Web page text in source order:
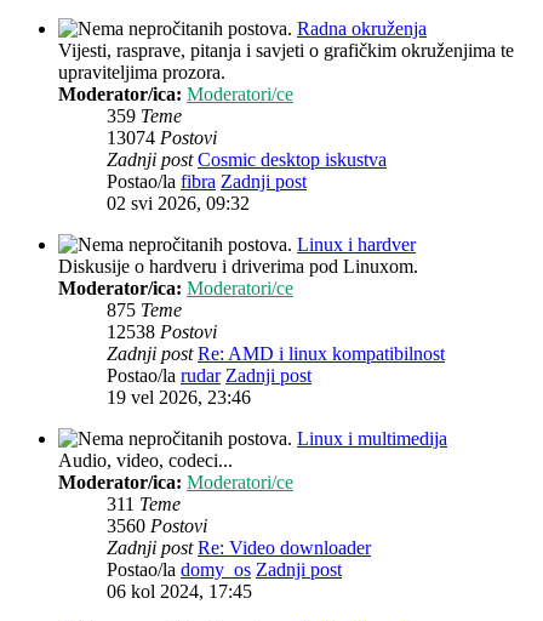
Radna okruženja
Vijesti, rasprave, pitanja i savjeti o grafičkim okruženjima te
upraviteljima prozora.
Moderator/ica: Moderatori/ce
359 Teme
13074 Postovi
Zadnji post Cosmic desktop iskustva
Postao/la fibra Zadnji post
02 svi 2026, 09:32
Linux i hardver
Diskusije o hardveru i driverima pod Linuxom.
Moderator/ica: Moderatori/ce
875 Teme
12538 Postovi
Zadnji post Re: AMD i linux kompatibilnost
Postao/la rudar Zadnji post
19 vel 2026, 23:46
Linux i multimedija
Audio, video, codeci...
Moderator/ica: Moderatori/ce
311 Teme
3560 Postovi
Zadnji post Re: Video downloader
Postao/la domy_os Zadnji post
06 kol 2024, 17:45